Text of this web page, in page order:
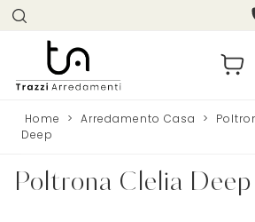
Home > Arredamento Casa >
Deep
Poltrona Clelia